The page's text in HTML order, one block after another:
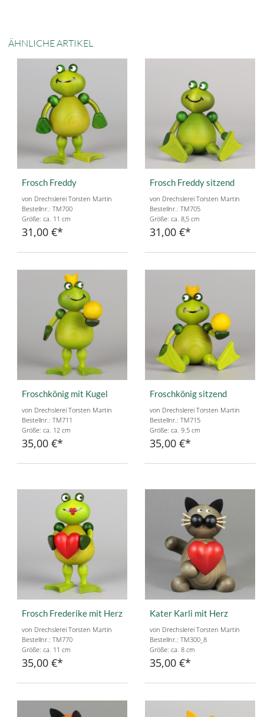
ÄHNLICHE ARTIKEL
Frosch Freddy
von Drechslerei Torsten Martin
Bestellnr.: TM700
Größe: ca. 11 cm
31,00 €
Frosch Freddy sitzend
von Drechslerei Torsten Martin
Bestellnr.: TM705
Größe: ca. 8,5 cm
31,00 €
Froschkönig mit Kugel
von Drechslerei Torsten Martin
Bestellnr.: TM711
Größe: ca. 12 cm
35,00 €
Froschkönig sitzend
von Drechslerei Torsten Martin
Bestellnr.: TM715
Größe: ca. 9.5 cm
35,00 €
Frosch Frederike mit Herz
von Drechslerei Torsten Martin
Bestellnr.: TM770
Größe: ca. 11 cm
35,00 €
Kater Karli mit Herz
von Drechslerei Torsten Martin
Bestellnr.: TM300_8
Größe: ca. 8 cm
35,00 €